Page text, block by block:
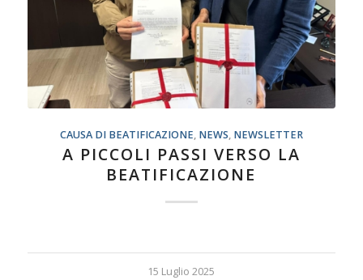
CAUSA DI BEATIFICAZIONE, NEWS, NEWSLETTER
A PICCOLI PASSI VERSO LA
BEATIFICAZIONE
15 Luglio 2025